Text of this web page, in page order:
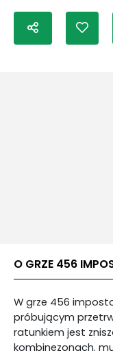
O GRZE 456
W grze 456
próbującym
ratunkiem jest
kombinezonach.